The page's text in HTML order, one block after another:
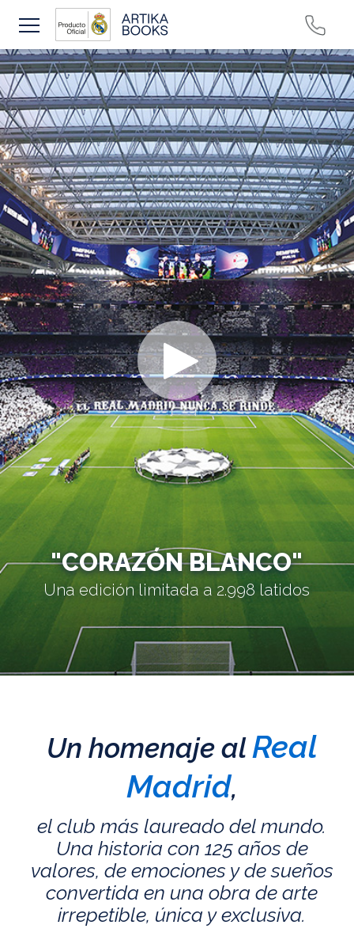
"CORAZÓN BLANCO"
Una edición limitada a 2.998 latidos
Un homenaje alReal
Madrid,
el club más laureado del mundo.
Una historia con 125 años de
valores, de emociones y de sueños
convertida en una obra de arte
irrepetible, única y exclusiva.